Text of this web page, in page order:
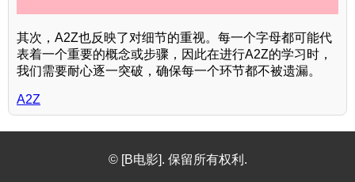
其次，A2Z也反映了对细节的重视。每一个字母都可能代
表着一个重要的概念或步骤，因此在进行A2Z的学习时，
我们需要耐心逐一突破，确保每一个环节都不被遗漏。
A2Z
© [B电影]. 保留所有权利.